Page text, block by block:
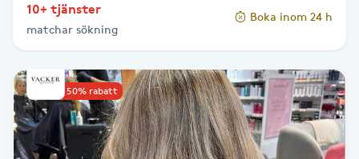
Hårborttagning
Hårförlängning
Hårvård
10+ tjänster
matchar sökning
Boka inom 24 h
Upp till 50% rabatt